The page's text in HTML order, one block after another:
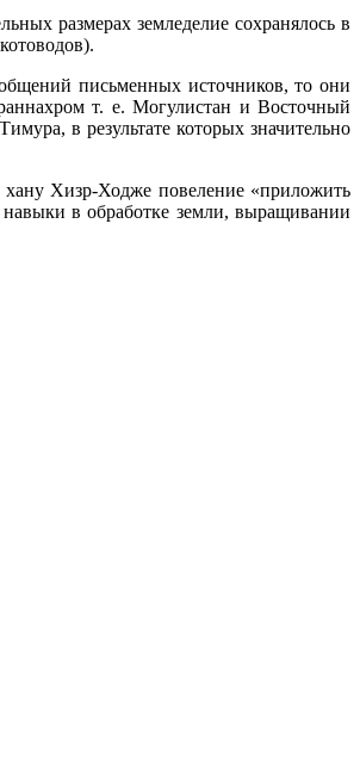
размерах земледелие сохранялось в
письменных источников, то они
т. е. Могулистан и Восточный
в результате которых значительно
Хизр-Ходже повеление «приложить
в обработке земли, выращивании